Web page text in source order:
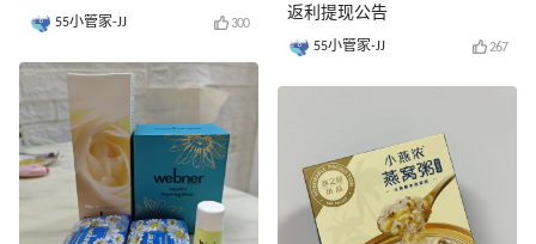
55小管家-JJ 300
返利提现公告
55小管家-JJ 267